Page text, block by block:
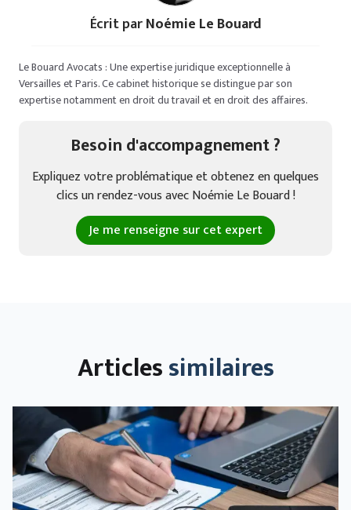
Écrit parNoémie Le Bouard
Le Bouard Avocats : Une expertise juridique exceptionnelle à
Versailles et Paris. Ce cabinet historique se distingue par son
expertise notamment en droit du travail et en droit des affaires.
Besoin d'accompagnement ?
Expliquez votre problématique et obtenez en quelques
clics un rendez-vous avec Noémie Le Bouard !
Je me renseigne sur cet expert
Articlessimilaires